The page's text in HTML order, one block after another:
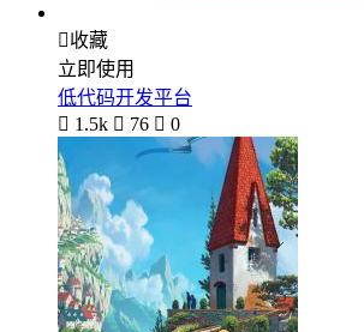
收藏
立即使用
低代码开发平台
 1.5k  76  0